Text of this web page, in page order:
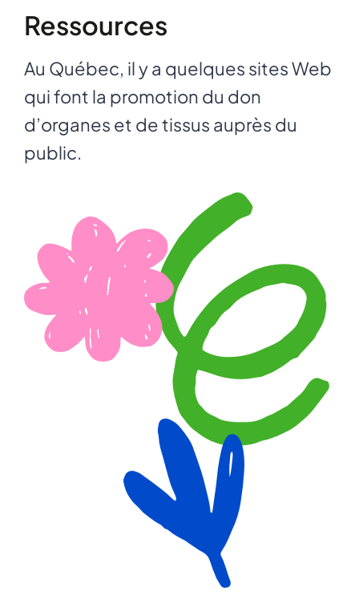
Ressources
Au Québec, il y a quelques sites Web
qui font la promotion du don
d’organes et de tissus auprès du
public.